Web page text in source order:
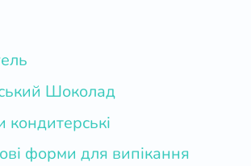
Шоколад
кондитерські
форми для випікання